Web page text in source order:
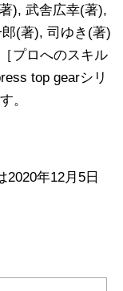
), 武舎広幸(著),
(著), 司ゆき(著)
プロへのスキル
top gearシリ
。
年12月5日